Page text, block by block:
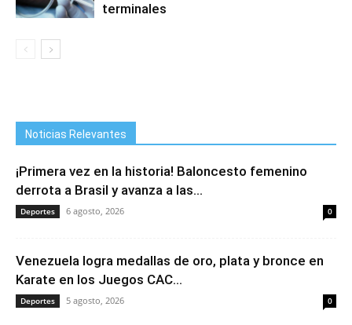
terminales
Noticias Relevantes
¡Primera vez en la historia! Baloncesto femenino
derrota a Brasil y avanza a las...
Deportes 6 agosto, 2026 0
Venezuela logra medallas de oro, plata y bronce en
Karate en los Juegos CAC...
Deportes 5 agosto, 2026 0